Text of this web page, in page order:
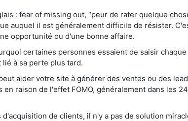
: fear of missing out, “peur de rater quelque
auquel il est généralement difficile de résister.
opportunité ou d'une bonne affaire.
certaines personnes essaient de saisir
à sa perte plus tard.
aider votre site à générer des ventes ou des
raison de l'effet FOMO, généralement dans les
de clients, il n'y a pas de solution